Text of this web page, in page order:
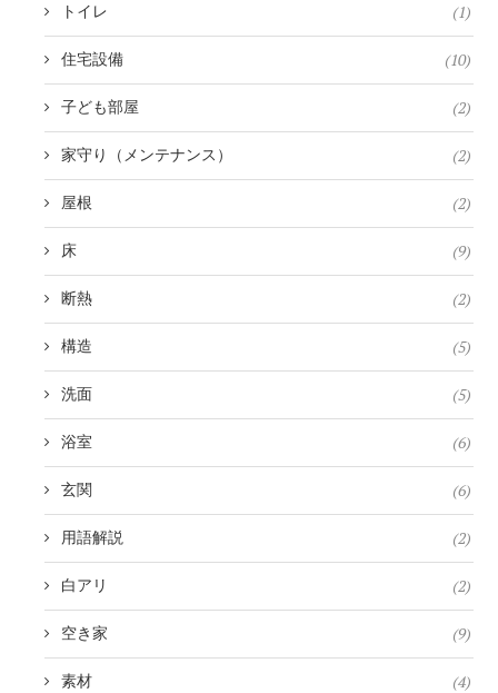
トイレ (1)
住宅設備 (10)
子ども部屋 (2)
家守り（メンテナンス） (2)
屋根 (2)
床 (9)
断熱 (2)
構造 (5)
洗面 (5)
浴室 (6)
玄関 (6)
用語解説 (2)
白アリ (2)
空き家 (9)
素材 (4)